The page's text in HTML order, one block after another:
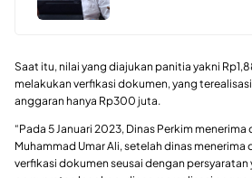
Saat itu, nilai yang diajukan panitia yakni
melakukan verfikasi dokumen, yang
anggaran hanya Rp300 juta.
“Pada 5 Januari 2023, Dinas Perkim
Muhammad Umar Ali, setelah dinas
verfikasi dokumen seusai dengan persyaratan